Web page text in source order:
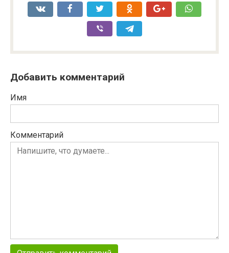
Добавить комментарий
Имя
Комментарий